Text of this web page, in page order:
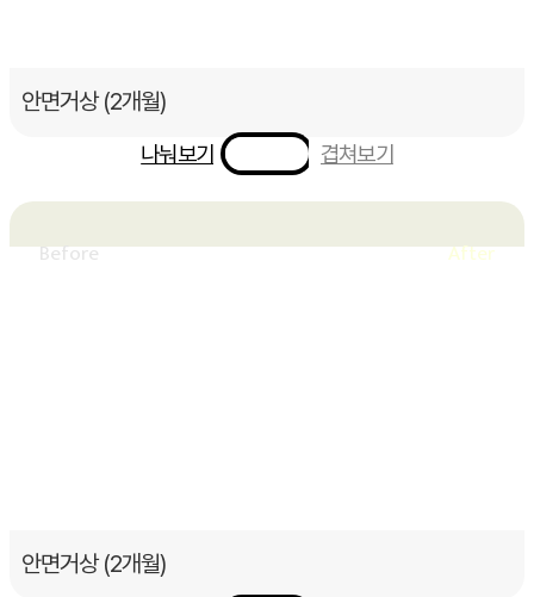
안면거상 (2개월)
나눠보기 겹쳐보기
안면거상 (2개월)